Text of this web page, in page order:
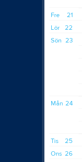
21
Fre
22
Lör
23
Sön
24
Mån
25
Tis
26
Ons